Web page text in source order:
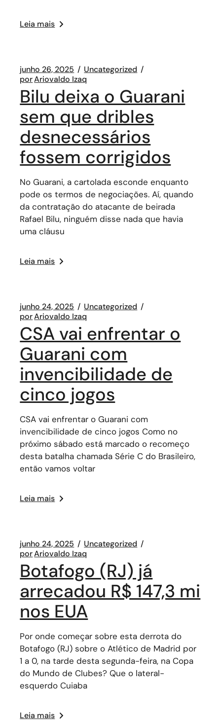
Leia mais
junho 26, 2025
Uncategorized
porAriovaldo Izaq
Bilu deixa o Guarani
sem que dribles
desnecessários
fossem corrigidos
No Guarani, a cartolada esconde enquanto
pode os termos de negociações. Aí, quando
da contratação do atacante de beirada
Rafael Bilu, ninguém disse nada que havia
uma cláusu
Leia mais
junho 24, 2025
Uncategorized
porAriovaldo Izaq
CSA vai enfrentar o
Guarani com
invencibilidade de
cinco jogos
CSA vai enfrentar o Guarani com
invencibilidade de cinco jogos Como no
próximo sábado está marcado o recomeço
desta batalha chamada Série C do Brasileiro,
então vamos voltar
Leia mais
junho 24, 2025
Uncategorized
porAriovaldo Izaq
Botafogo (RJ) já
arrecadou R$ 147,3 mi
nos EUA
Por onde começar sobre esta derrota do
Botafogo (RJ) sobre o Atlético de Madrid por
1 a 0, na tarde desta segunda-feira, na Copa
do Mundo de Clubes? Que o lateral-
esquerdo Cuiaba
Leia mais